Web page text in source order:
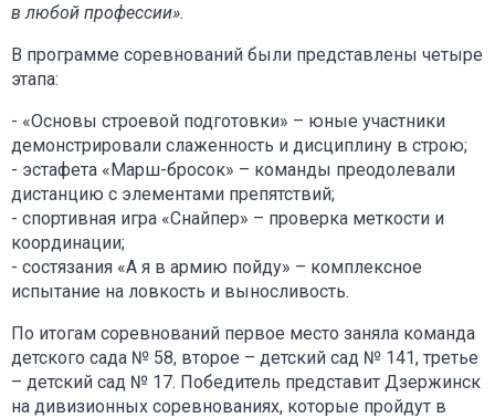
в любой профессии».
В программе соревнований были представлены четыре
этапа:
- «Основы строевой подготовки» – юные участники
демонстрировали слаженность и дисциплину в строю;
- эстафета «Марш-бросок» – команды преодолевали
дистанцию с элементами препятствий;
- спортивная игра «Снайпер» – проверка меткости и
координации;
- состязания «А я в армию пойду» – комплексное
испытание на ловкость и выносливость.
По итогам соревнований первое место заняла команда
детского сада № 58, второе – детский сад № 141, третье
– детский сад № 17. Победитель представит Дзержинск
на дивизионных соревнованиях, которые пройдут в